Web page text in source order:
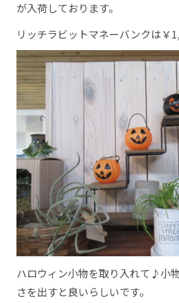
が入荷しております。
リッチラビットマネーバンクは￥
ハロウィン小物を取り入れて♪小
さを出すと良いらしいです。